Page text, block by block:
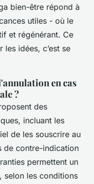
bien-être répond à
utiles - où le
et régénérant. Ce
les idées, c’est se
en cas
?
des
incluant les
de les souscrire au
de contre-indication
permettent un
selon les conditions